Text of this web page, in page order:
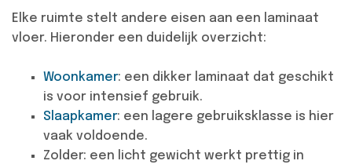
Elke ruimte stelt andere eisen aan een laminaat
vloer. Hieronder een duidelijk overzicht:
Woonkamer: een dikker laminaat dat geschikt
is voor intensief gebruik.
Slaapkamer: een lagere gebruiksklasse is hier
vaak voldoende.
Zolder: een licht gewicht werkt prettig in